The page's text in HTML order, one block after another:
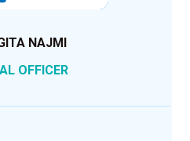
NAJMI
OFFICER